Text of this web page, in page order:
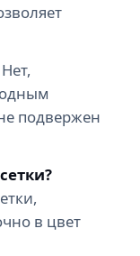
подвержен
в цвет